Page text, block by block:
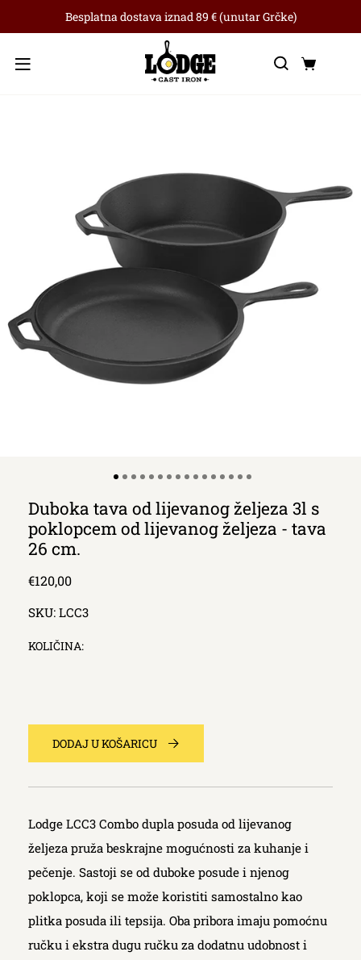
Besplatna dostava iznad 89 € (unutar Grčke)
Izbornik
Traži
Duboka tava od lijevanog željeza 3l s
poklopcem od lijevanog željeza - tava
26 cm.
Redna
€120,00
SKU: LCC3
KOLIČINA:
DODAJ U KOŠARICU
Lodge LCC3 Combo dupla posuda od lijevanog
željeza pruža beskrajne mogućnosti za kuhanje i
pečenje. Sastoji se od duboke posude i njenog
poklopca, koji se može koristiti samostalno kao
plitka posuda ili tepsija. Oba pribora imaju pomoćnu
ručku i ekstra dugu ručku za dodatnu udobnost i